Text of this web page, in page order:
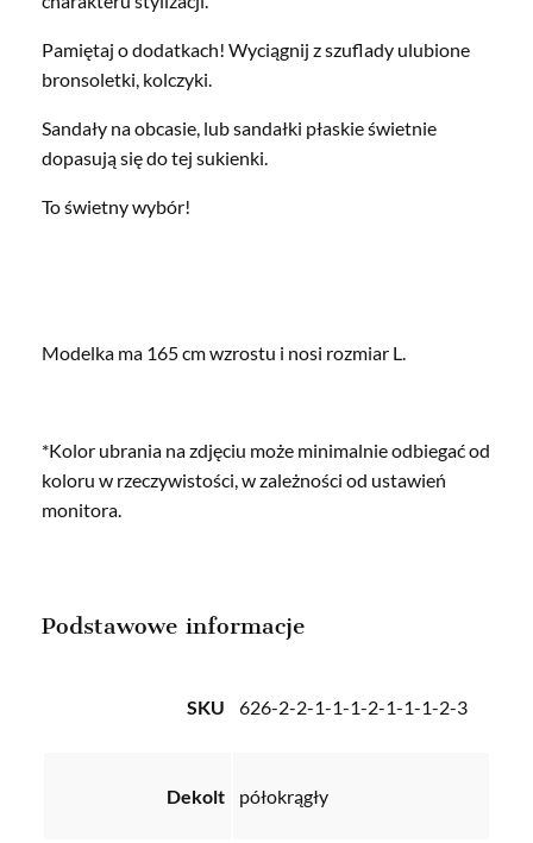
Pamiętaj o dodatkach! Wyciągnij z szuflady ulubione
bronsoletki, kolczyki.
Sandały na obcasie, lub sandałki płaskie świetnie
dopasują się do tej sukienki.
To świetny wybór!
Modelka ma 165 cm wzrostu i nosi rozmiar L.
*Kolor ubrania na zdjęciu może minimalnie odbiegać od
koloru w rzeczywistości, w zależności od ustawień
monitora.
Podstawowe informacje
SKU 626-2-2-1-1-1-2-1-1-1-2-3
Dekolt półokrągły